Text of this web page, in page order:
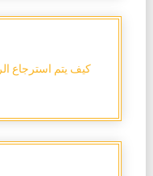
كيف يتم استرجاع